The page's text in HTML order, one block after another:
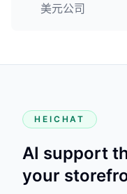
美元公司
HEICHAT
AI support
your